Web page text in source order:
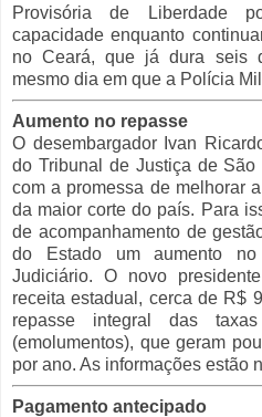
Provisória de Liberdade
capacidade enquanto
no Ceará, que já dura seis
mesmo dia em que a Polícia
Aumento no repasse
O desembargador Ivan
do Tribunal de Justiça de
com a promessa de melhorar
da maior corte do país. Para
de acompanhamento de
do Estado um aumento
Judiciário. O novo
receita estadual, cerca de R$
repasse integral das
(emolumentos), que geram
por ano. As informações estão
Pagamento antecipado